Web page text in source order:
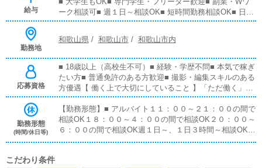
給与
ーク相談可■ 週１日～相談OK■ 短時間勤務相談OK■ 日払
いOK■ 昇給あり■ 正社員登用制度あり■ 頑張り・能力に
可■ まずは気軽にご応募ください【 給与／正社員 】■ 基
は５段階制で昇給チャンス多数■ 統括クラス：月給９０万
円～■ 賞与あり（規定）■ 日払いOK■ 月６回休み■ 能力
給・インセンティブの上限なし■ 経験・実績に応じて初任
給から調整可
勤務地
和歌山県 / 和歌山市/ 和歌山市内
応募資格
■ 18歳以上（高校生不可）■ 経験・学歴不問■ 本気で稼ぎ
たい方■ 普通免許のある方歓迎■ 撮影・編集スキルのある
方優遇【 働く上で大切にしていること 】「ただ働く」で
はなく、“収入を上げるために行動できる人” を歓迎しま
す。
勤務形態
(時間/休日等)
【勤務形態】■ アルバイト１１：００～２１：００の間で
相談OK１８：００～４：００の間で相談OK２０：００～
６：００の間で相談OK週１日～、１日３時間～相談OK。
短時間勤務・終電まで・深夜のみも相談可能です。■ 正社
こだわり条件